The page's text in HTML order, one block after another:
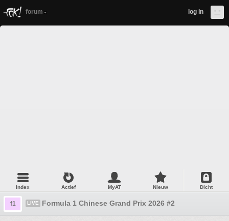
forum log in
Index Actief MyAT Nieuw Dicht
f1 LIVE Formula 1 Chinese Grand Prix 2026 #2